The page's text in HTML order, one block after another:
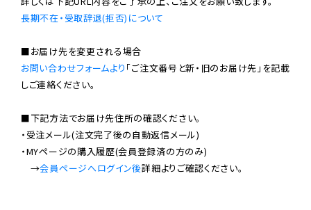
長期不在・受取辞退(拒否)について
お問い合わせフォームより 「ご注文番号と新・旧のお届け先」を記載
しご連絡ください。
■下記方法でお届け先住所の確認ください。
・受注メール(注文完了後の自動返信メール)
・MYページの購入履歴(会員登録済の方のみ)
→会員ページへログイン後詳細よりご確認ください。